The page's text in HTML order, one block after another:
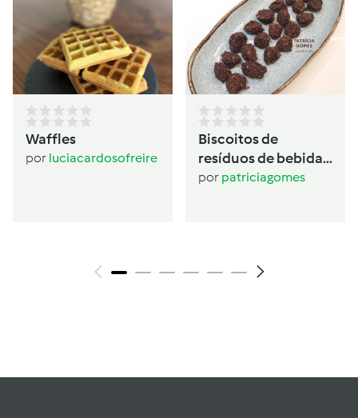
Waffles
por luciacardosofreire
Biscoitos de
resíduos de bebida
de aveia
por patriciagomes